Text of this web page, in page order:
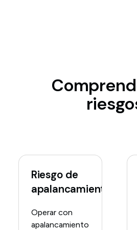
Riesgo de
apalancamiento
Operar con
apalancamiento